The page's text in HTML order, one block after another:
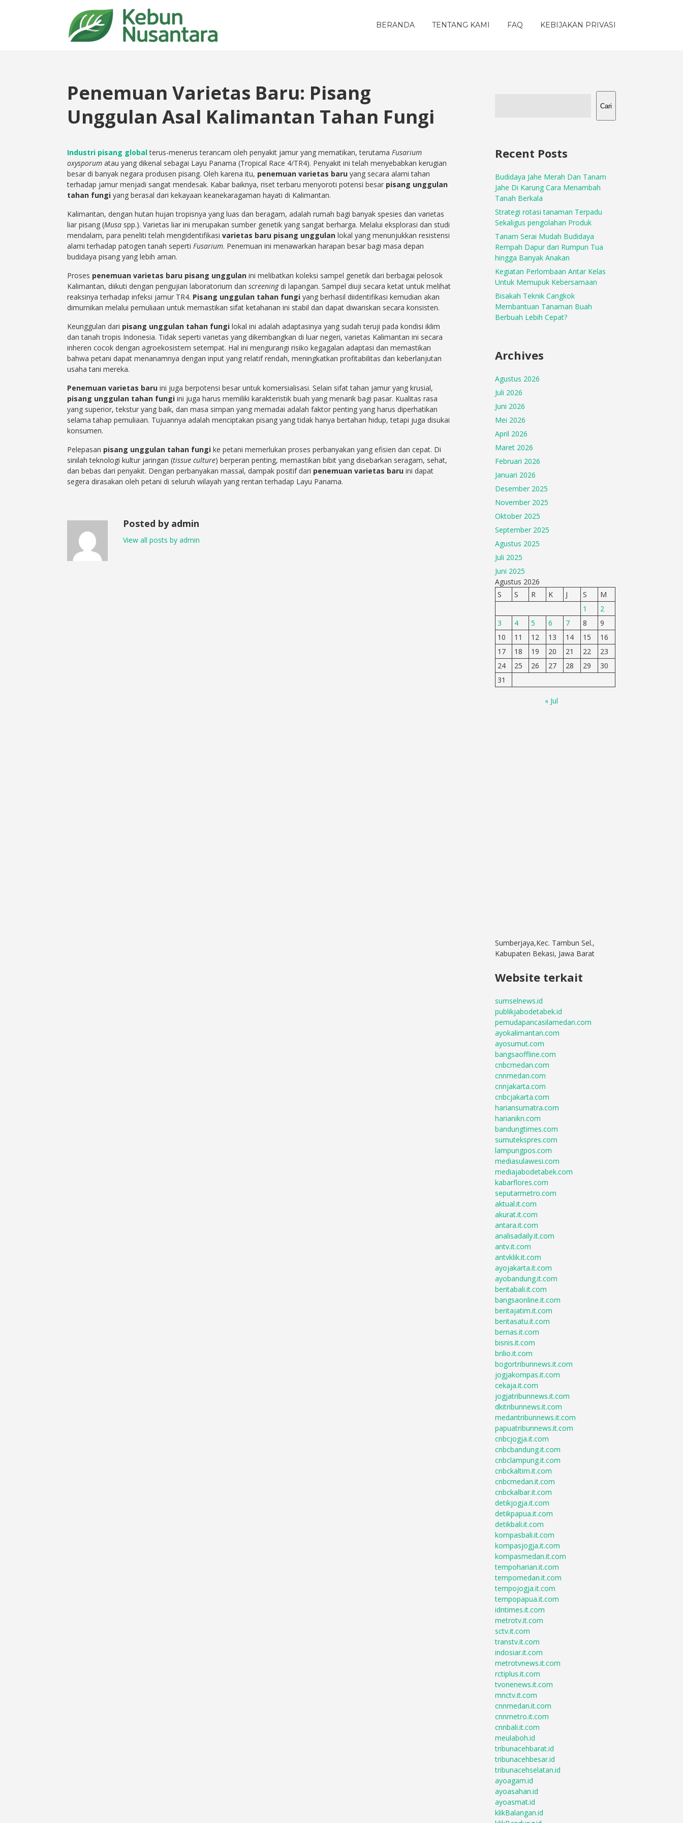
BERANDA TENTANG KAMI FAQ KEBIJAKAN PRIVASI
Penemuan Varietas Baru: Pisang
Unggulan Asal Kalimantan Tahan Fungi
Industri pisang globalterus-menerus terancam oleh penyakit jamur yang mematikan, terutama Fusarium
oxysporum atau yang dikenal sebagai Layu Panama (Tropical Race 4/TR4). Penyakit ini telah menyebabkan kerugian
besar di banyak negara produsen pisang. Oleh karena itu, penemuan varietas baru yang secara alami tahan
terhadap jamur menjadi sangat mendesak. Kabar baiknya, riset terbaru menyoroti potensi besar pisang unggulan
tahan fungi yang berasal dari kekayaan keanekaragaman hayati di Kalimantan.
Kalimantan, dengan hutan hujan tropisnya yang luas dan beragam, adalah rumah bagi banyak spesies dan varietas
liar pisang (Musa spp.). Varietas liar ini merupakan sumber genetik yang sangat berharga. Melalui eksplorasi dan studi
mendalam, para peneliti telah mengidentifikasi varietas baru pisang unggulan lokal yang menunjukkan resistensi
alami terhadap patogen tanah seperti Fusarium. Penemuan ini menawarkan harapan besar bagi masa depan
budidaya pisang yang lebih aman.
Proses penemuan varietas baru pisang unggulan ini melibatkan koleksi sampel genetik dari berbagai pelosok
Kalimantan, diikuti dengan pengujian laboratorium dan screeningdi lapangan. Sampel diuji secara ketat untuk melihat
reaksinya terhadap infeksi jamur TR4. Pisang unggulan tahan fungi yang berhasil diidentifikasi kemudian akan
dimurnikan melalui pemuliaan untuk memastikan sifat ketahanan ini stabil dan dapat diwariskan secara konsisten.
Keunggulan dari pisang unggulan tahan fungi lokal ini adalah adaptasinya yang sudah teruji pada kondisi iklim
dan tanah tropis Indonesia. Tidak seperti varietas yang dikembangkan di luar negeri, varietas Kalimantan ini secara
inheren cocok dengan agroekosistem setempat. Hal ini mengurangi risiko kegagalan adaptasi dan memastikan
bahwa petani dapat menanamnya dengan input yang relatif rendah, meningkatkan profitabilitas dan keberlanjutan
usaha tani mereka.
Penemuan varietas baru ini juga berpotensi besar untuk komersialisasi. Selain sifat tahan jamur yang krusial,
pisang unggulan tahan fungi ini juga harus memiliki karakteristik buah yang menarik bagi pasar. Kualitas rasa
yang superior, tekstur yang baik, dan masa simpan yang memadai adalah faktor penting yang harus diperhatikan
selama tahap pemuliaan. Tujuannya adalah menciptakan pisang yang tidak hanya bertahan hidup, tetapi juga disukai
konsumen.
Pelepasan pisang unggulan tahan fungi ke petani memerlukan proses perbanyakan yang efisien dan cepat. Di
sinilah teknologi kultur jaringan (tissue culture) berperan penting, memastikan bibit yang disebarkan seragam, sehat,
dan bebas dari penyakit. Dengan perbanyakan massal, dampak positif dari penemuan varietas baru ini dapat
segera dirasakan oleh petani di seluruh wilayah yang rentan terhadap Layu Panama.
Posted by admin
View all posts by admin
Cari
Recent Posts
Budidaya Jahe Merah Dan Tanam
Jahe Di Karung Cara Menambah
Tanah Berkala
Strategi rotasi tanaman Terpadu
Sekaligus pengolahan Produk
Tanam Serai Mudah Budidaya
Rempah Dapur dari Rumpun Tua
hingga Banyak Anakan
Kegiatan Perlombaan Antar Kelas
Untuk Memupuk Kebersamaan
Bisakah Teknik Cangkok
Membantuan Tanaman Buah
Berbuah Lebih Cepat?
Archives
Agustus 2026
Juli 2026
Juni 2026
Mei 2026
April 2026
Maret 2026
Februari 2026
Januari 2026
Desember 2025
November 2025
Oktober 2025
September 2025
Agustus 2025
Juli 2025
Juni 2025
Agustus 2026
S
S R K J S
M
1
2
3
4 5 6 7 8
9
10
11 12 13 14 15
16
17
18 19 20 21 22
23
24
25 26 27 28 29
30
31
« Jul
Sumberjaya,Kec. Tambun Sel.,
Kabupaten Bekasi, Jawa Barat
Website terkait
sumselnews.id
publikjabodetabek.id
pemudapancasilamedan.com
ayokalimantan.com
ayosumut.com
bangsaoffline.com
cnbcmedan.com
cnnmedan.com
cnnjakarta.com
cnbcjakarta.com
hariansumatra.com
harianikn.com
bandungtimes.com
sumutekspres.com
lampungpos.com
mediasulawesi.com
mediajabodetabek.com
kabarflores.com
seputarmetro.com
aktual.it.com
akurat.it.com
antara.it.com
analisadaily.it.com
antv.it.com
antvklik.it.com
ayojakarta.it.com
ayobandung.it.com
beritabali.it.com
bangsaonline.it.com
beritajatim.it.com
beritasatu.it.com
bernas.it.com
bisnis.it.com
brilio.it.com
bogortribunnews.it.com
jogjakompas.it.com
cekaja.it.com
jogjatribunnews.it.com
dkitribunnews.it.com
medantribunnews.it.com
papuatribunnews.it.com
cnbcjogja.it.com
cnbcbandung.it.com
cnbclampung.it.com
cnbckaltim.it.com
cnbcmedan.it.com
cnbckalbar.it.com
detikjogja.it.com
detikpapua.it.com
detikbali.it.com
kompasbali.it.com
kompasjogja.it.com
kompasmedan.it.com
tempoharian.it.com
tempomedan.it.com
tempojogja.it.com
tempopapua.it.com
idntimes.it.com
metrotv.it.com
sctv.it.com
transtv.it.com
indosiar.it.com
metrotvnews.it.com
rctiplus.it.com
tvonenews.it.com
mnctv.it.com
cnnmedan.it.com
cnnmetro.it.com
cnnbali.it.com
meulaboh.id
tribunacehbarat.id
tribunacehbesar.id
tribunacehselatan.id
ayoagam.id
ayoasahan.id
ayoasmat.id
klikBalangan.id